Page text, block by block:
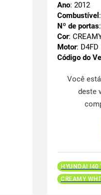
Ano: 2012
Combustível
Nº de portas
Cor:
Motor: D4FD
Código do
Você
deste
HYUNDAI I40
CREAMY